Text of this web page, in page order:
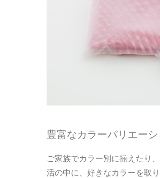
豊富なカラーバリエーシ
ご家族でカラー別に揃えたり
活の中に、好きなカラーを取